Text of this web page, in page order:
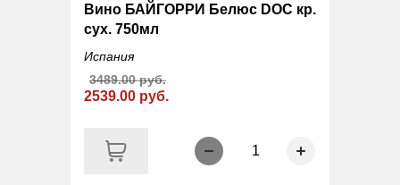
Вино БАЙГОРРИ Белюс DOC кр.
сух. 750мл
Испания
2539.00 руб.
3489.00 руб.
1